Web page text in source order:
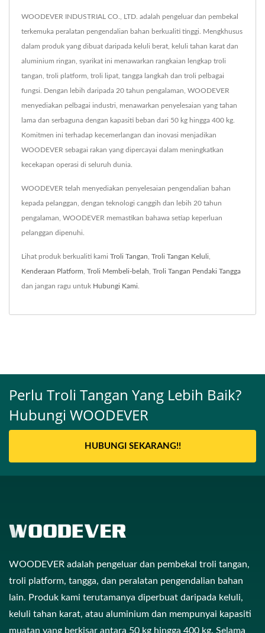
WOODEVER INDUSTRIAL CO., LTD. adalah pengeluar dan pembekal
terkemuka peralatan pengendalian bahan berkualiti tinggi. Mengkhusus
dalam produk yang dibuat daripada keluli berat, keluli tahan karat dan
aluminium ringan, syarikat ini menawarkan rangkaian lengkap troli
tangan, troli platform, troli lipat, tangga langkah dan troli pelbagai
fungsi. Dengan lebih daripada 20 tahun pengalaman, WOODEVER
menyediakan pelbagai industri, menawarkan penyelesaian yang tahan
lama dan serbaguna dengan kapasiti beban dari 50 kg hingga 400 kg.
Komitmen ini terhadap kecemerlangan dan inovasi menjadikan
WOODEVER sebagai rakan yang dipercayai dalam meningkatkan
kecekapan operasi di seluruh dunia.
WOODEVER telah menyediakan penyelesaian pengendalian bahan
kepada pelanggan, dengan teknologi canggih dan lebih 20 tahun
pengalaman, WOODEVER memastikan bahawa setiap keperluan
pelanggan dipenuhi.
Lihat produk berkualiti kami Troli Tangan Troli Tangan Keluli
Kenderaan Platform Troli Membeli-belah Troli Tangan Pendaki Tangga
dan jangan ragu untuk Hubungi Kami
Perlu Troli Tangan Yang Lebih Baik?
Hubungi WOODEVER
HUBUNGI SEKARANG!!
WOODEVER adalah pengeluar dan pembekal troli tangan,
troli platform, tangga, dan peralatan pengendalian bahan
lain. Produk kami terutamanya diperbuat daripada keluli,
keluli tahan karat, atau aluminium dan mempunyai kapasiti
muatan yang berkisar antara 50 kg hingga 400 kg. Selama